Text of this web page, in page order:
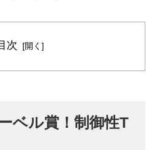
次
ベル賞！制御性T